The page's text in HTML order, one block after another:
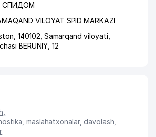
СПИДОМ
VILOYAT SPID MARKAZI
140102, Samarqand viloyati
BERUNIY, 12
maslahatxonalar, davolash